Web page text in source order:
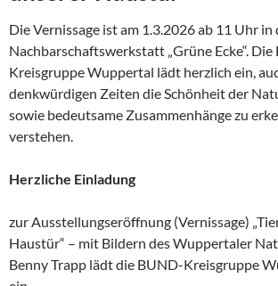
Die Vernissage ist am 1.3.2026 ab 11 Uhr in
Nachbarschaftswerkstatt „Grüne Ecke“.
Kreisgruppe Wuppertal lädt herzlich ein,
denkwürdigen Zeiten die Schönheit der
sowie bedeutsame Zusammenhänge zu
verstehen.
Herzliche Einladung
zur Ausstellungseröffnung (Vernissage)
Haustür“ – mit Bildern des Wuppertaler
Benny Trapp lädt die BUND-Kreisgruppe